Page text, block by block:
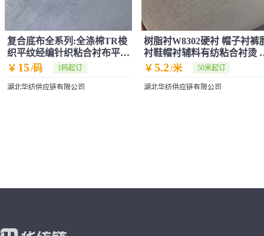
复合底布全系列:全涤棉TR梭
织平纹经编针织粘合衬布平板
布革基布
￥ 15/码 1码起订
湖北华纺供应链有限公司
树脂衬W8302硬衬 帽子衬裤
衬鞋帽衬辅料有纺粘合衬烫
厂家批发
￥ 5.2/米 50米起订
湖北华纺供应链有限公司